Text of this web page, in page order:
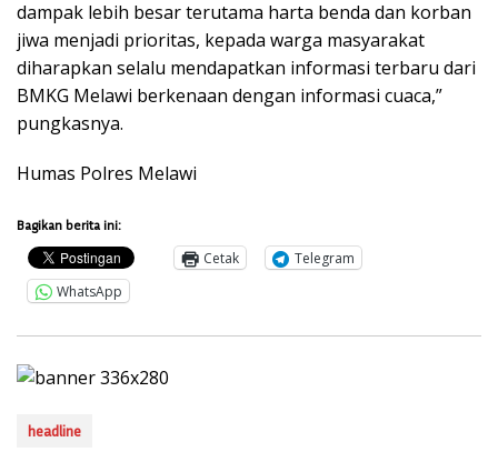
dampak lebih besar terutama harta benda dan korban
jiwa menjadi prioritas, kepada warga masyarakat
diharapkan selalu mendapatkan informasi terbaru dari
BMKG Melawi berkenaan dengan informasi cuaca,”
pungkasnya.
Humas Polres Melawi
Bagikan berita ini:
Cetak
Telegram
WhatsApp
headline